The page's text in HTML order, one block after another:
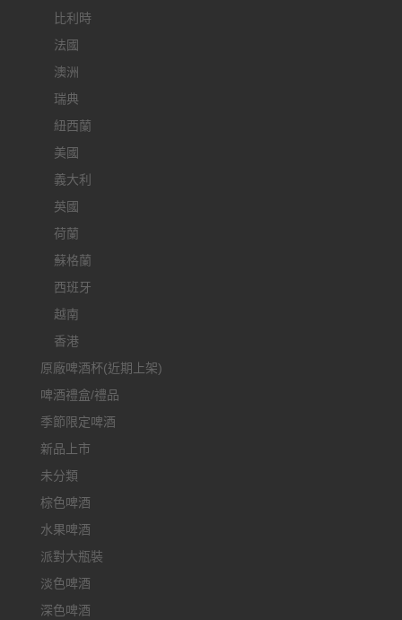
比利時
法國
澳洲
瑞典
紐西蘭
美國
義大利
英國
荷蘭
蘇格蘭
西班牙
越南
香港
原廠啤酒杯(近期上架)
啤酒禮盒/禮品
季節限定啤酒
新品上市
未分類
棕色啤酒
水果啤酒
派對大瓶裝
淡色啤酒
深色啤酒